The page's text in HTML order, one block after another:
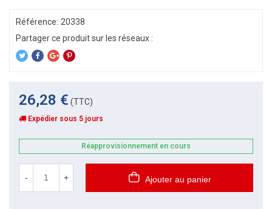
Référence: 20338
26,28 € (TTC)
Expédier sous 5 jours
Réapprovisionnement en cours
- + Ajouter au panier